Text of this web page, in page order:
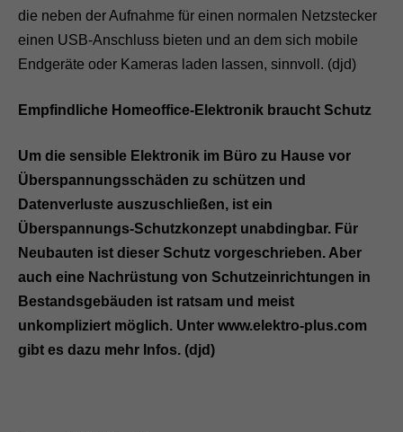
die neben der Aufnahme für einen normalen Netzstecker
einen USB-Anschluss bieten und an dem sich mobile
Endgeräte oder Kameras laden lassen, sinnvoll. (djd)
Empfindliche Homeoffice-Elektronik braucht Schutz
Um die sensible Elektronik im Büro zu Hause vor
Überspannungsschäden zu schützen und
Datenverluste auszuschließen, ist ein
Überspannungs-Schutzkonzept unabdingbar. Für
Neubauten ist dieser Schutz vorgeschrieben. Aber
auch eine Nachrüstung von Schutzeinrichtungen in
Bestandsgebäuden ist ratsam und meist
unkompliziert möglich. Unter www.elektro-plus.com
gibt es dazu mehr Infos. (djd)